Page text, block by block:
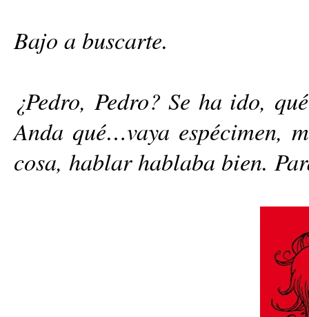
Bajo a buscarte.
¿Pedro, Pedro? Se ha ido,
Anda qué…vaya espécimen,
cosa, hablar hablaba bien.